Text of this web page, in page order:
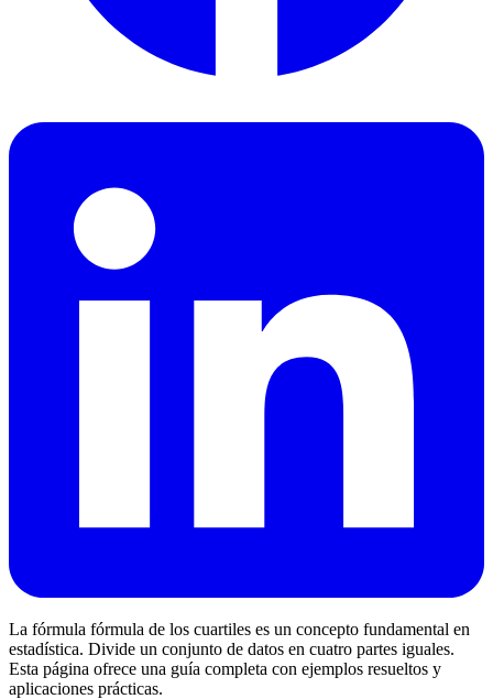
La fórmula fórmula de los cuartiles es un concepto fundamental en
estadística. Divide un conjunto de datos en cuatro partes iguales.
Esta página ofrece una guía completa con ejemplos resueltos y
aplicaciones prácticas.